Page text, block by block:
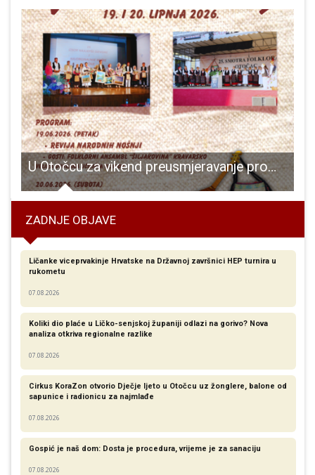
U Otočcu za vikend preusmjeravanje prometa zbog 26. Smotre folklora
ZADNJE OBJAVE
Ličanke viceprvakinje Hrvatske na Državnoj završnici HEP turnira u
rukometu
07.08.2026
Koliki dio plaće u Ličko-senjskoj županiji odlazi na gorivo? Nova
analiza otkriva regionalne razlike​
07.08.2026
Cirkus KoraZon otvorio Dječje ljeto u Otočcu uz žonglere, balone od
sapunice i radionicu za najmlađe
07.08.2026
Gospić je naš dom: Dosta je procedura, vrijeme je za sanaciju
07.08.2026